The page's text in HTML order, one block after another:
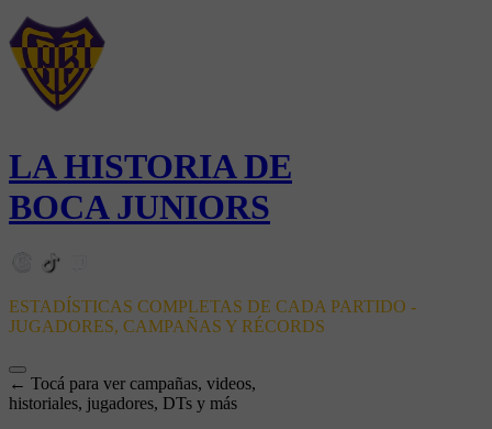
LA HISTORIA DE
BOCA JUNIORS
ESTADÍSTICAS COMPLETAS DE CADA PARTIDO -
JUGADORES, CAMPAÑAS Y RÉCORDS
← Tocá para ver campañas, videos,
historiales, jugadores, DTs y más